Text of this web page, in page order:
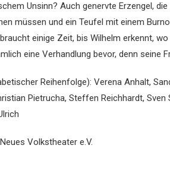
Unsinn? Auch genervte Erzengel,
müssen und ein Teufel mit einem
einige Zeit, bis Wilhelm erkennt,
eine Verhandlung bevor, denn seine
Reihenfolge): Verena Anhalt,
Pietrucha, Steffen Reichhardt,
Volkstheater e.V.